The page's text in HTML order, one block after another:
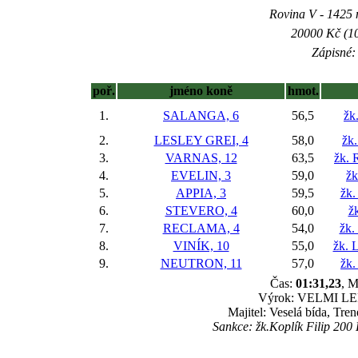
Rovina V - 1425
20000 Kč
poř. jméno koně
hmot.
1.
SALANGA, 6 56,5
2.
LESLEY GREI, 4 58,0
3.
VARNAS, 12 63,5
žk.
4.
EVELIN, 3 59,0
5.
APPIA, 3 59,5
žk.
6.
STEVERO, 4 60,0
7.
RECLAMA, 4 54,0
žk.
8.
VINÍK, 10 55,0
žk.
9.
NEUTRON, 11 57,0
žk.
Čas: 01:31,23,
Výrok: VELMI
Majitel: Veselá bída,
Sankce: žk.Koplík Filip 200